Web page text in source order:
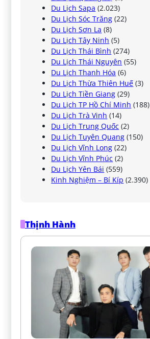
Du Lịch Sapa (2.023)
Du Lịch Sóc Trăng (22)
Du Lịch Sơn La (8)
Du Lịch Tây Ninh (5)
Du Lịch Thái Bình (274)
Du Lịch Thái Nguyên (55)
Du Lịch Thanh Hóa (6)
Du Lịch Thừa Thiên Huế (3)
Du Lịch Tiền Giang (29)
Du Lịch TP Hồ Chí Minh (188)
Du Lịch Trà Vinh (14)
Du Lịch Trung Quốc (2)
Du Lịch Tuyên Quang (150)
Du Lịch Vĩnh Long (22)
Du Lịch Vĩnh Phúc (2)
Du Lịch Yên Bái (559)
Kinh Nghiệm – Bí Kíp (2.390)
Thịnh Hành